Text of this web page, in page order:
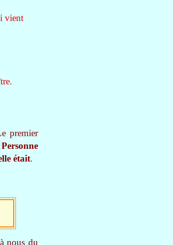
vient
premier
Personne
était.
nous du